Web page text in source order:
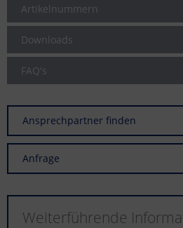
Artikelnummern
Downloads
FAQ's
Ansprechpartner finden
Anfrage
Weiterführende